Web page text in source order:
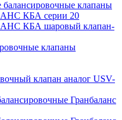
балансировочные клапаны
КБА серии 20
КБА шаровый клапан-
клапаны
клапан аналог USV-
Гранбаланс